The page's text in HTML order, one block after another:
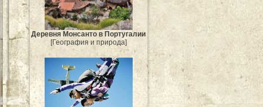
Деревня Монсанто в Португалии
[География и природа]